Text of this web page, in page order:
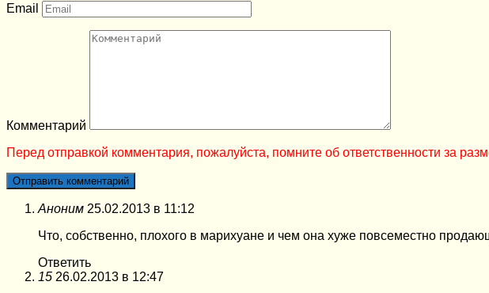
Email
Комментарий
Перед отправкой комментария, пожалуйста, помните об ответственности за
Аноним 25.02.2013 в 11:12
Что, собственно, плохого в марихуане и чем она хуже повсеместно
Ответить
15 26.02.2013 в 12:47